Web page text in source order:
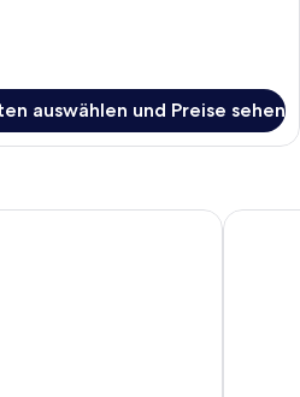
auswählen und Preise sehen
HENRI